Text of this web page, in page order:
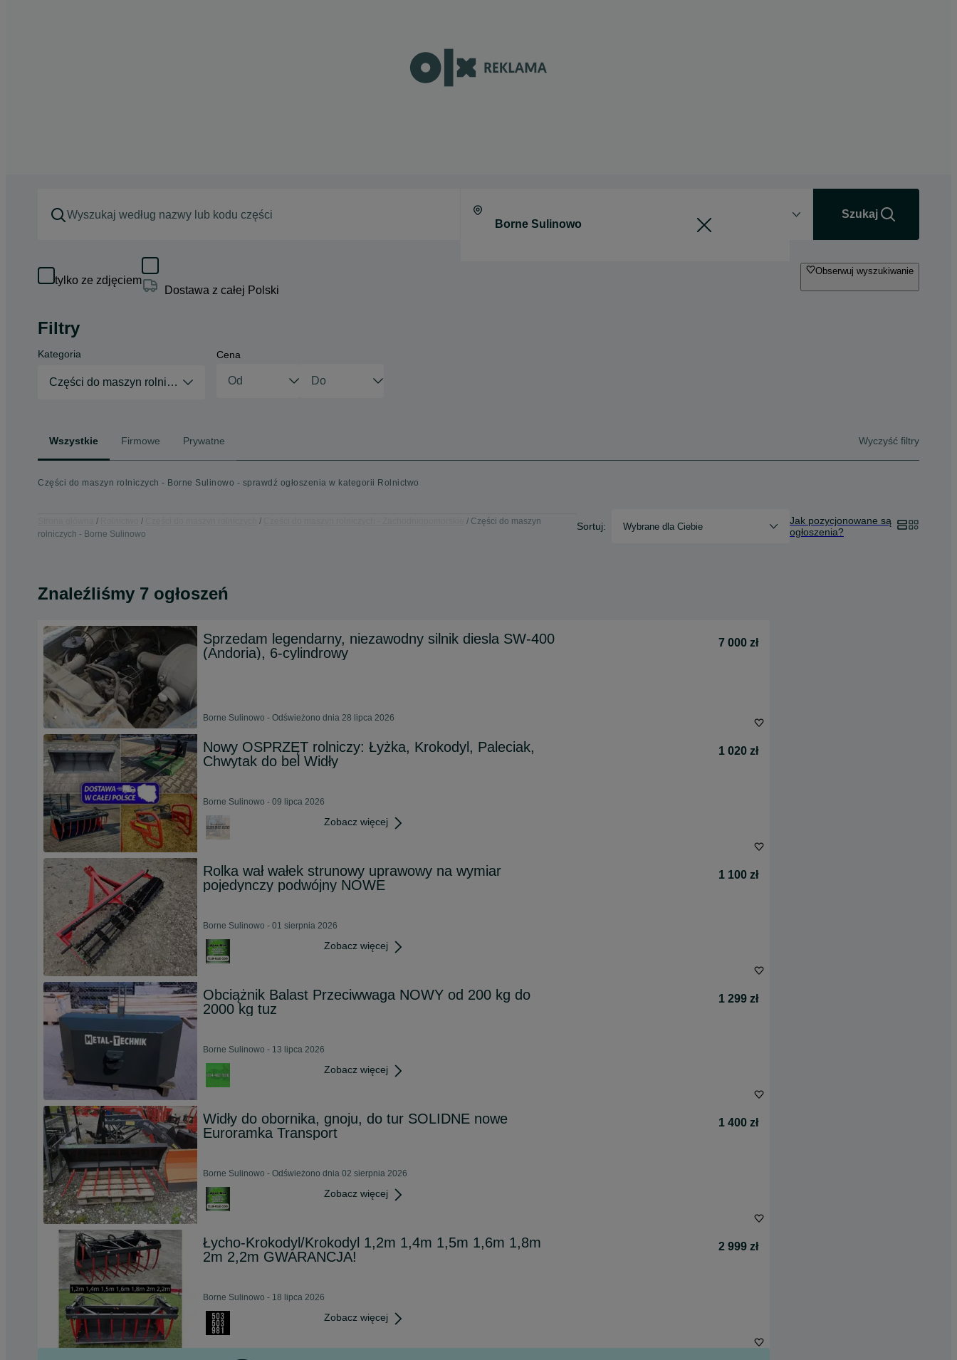
Szukaj
tylko ze zdjęciem
Dostawa z całej Polski
Obserwuj wyszukiwanie
Filtry
Kategoria
Części do maszyn rolniczych
Cena
Wszystkie Firmowe Prywatne Wyczyść filtry
Części do maszyn rolniczych - Borne Sulinowo - sprawdź ogłoszenia w kategorii Rolnictwo
Części do maszyn
rolniczych - Borne Sulinowo
Sortuj: Wybrane dla Ciebie
Jak pozycjonowane są
ogłoszenia?
Znaleźliśmy 7 ogłoszeń
Sprzedam legendarny, niezawodny silnik diesla SW-400
(Andoria), 6-cylindrowy
7 000 zł
Borne Sulinowo - Odświeżono dnia 28 lipca 2026
Nowy OSPRZĘT rolniczy: Łyżka, Krokodyl, Paleciak,
Chwytak do bel Widły
1 020 zł
Borne Sulinowo - 09 lipca 2026
Zobacz więcej
Rolka wał wałek strunowy uprawowy na wymiar
pojedynczy podwójny NOWE
1 100 zł
Borne Sulinowo - 01 sierpnia 2026
Zobacz więcej
Obciążnik Balast Przeciwwaga NOWY od 200 kg do
2000 kg tuz
1 299 zł
Borne Sulinowo - 13 lipca 2026
Zobacz więcej
Widły do obornika, gnoju, do tur SOLIDNE nowe
Euroramka Transport
1 400 zł
Borne Sulinowo - Odświeżono dnia 02 sierpnia 2026
Zobacz więcej
Łycho-Krokodyl/Krokodyl 1,2m 1,4m 1,5m 1,6m 1,8m
2m 2,2m GWARANCJA!
2 999 zł
Borne Sulinowo - 18 lipca 2026
Zobacz więcej